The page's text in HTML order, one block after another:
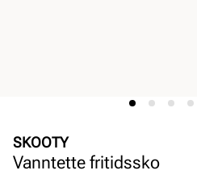
SKOOTY
Vanntette fritidssko